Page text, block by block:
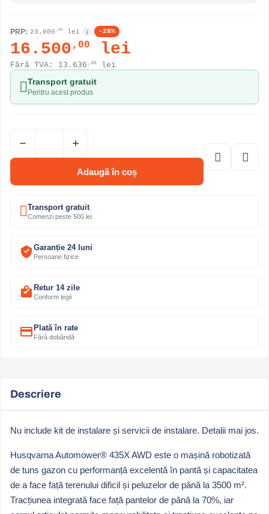
PRP: 23.000 ,00 lei i -28%
16.500 ,00 lei
Fără TVA: 13.636 ,36 lei
Transport gratuit
Pentru acest produs
Adaugă în coș
Transport gratuit
Comenzi peste 500 lei
Garanție 24 luni
Persoane fizice
Retur 14 zile
Conform legii
Plată în rate
Fără dobândă
Descriere
Nu include kit de instalare și servicii de instalare. Detalii mai jos.
Husqvarna Automower® 435X AWD este o mașină robotizată
de tuns gazon cu performanță excelentă în pantă și capacitatea
de a face față terenului dificil și peluzelor de până la 3500 m².
Tracțiunea integrată face față pantelor de până la 70%, iar